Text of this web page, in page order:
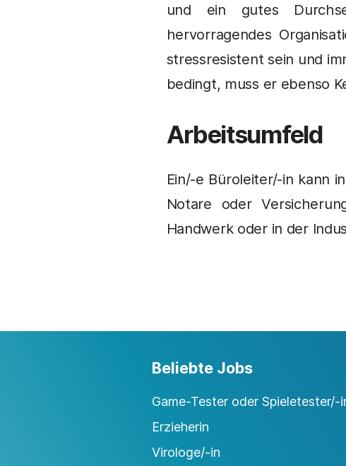
und ein gutes
hervorragendes
stressresistent sein und
bedingt, muss er ebenso
Arbeitsumfeld
Ein/-e Büroleiter/-in kann
Notare oder
Handwerk oder in der
Beliebte Jobs
Game-Tester oder Spieletester/-
Erzieherin
Virologe/-in